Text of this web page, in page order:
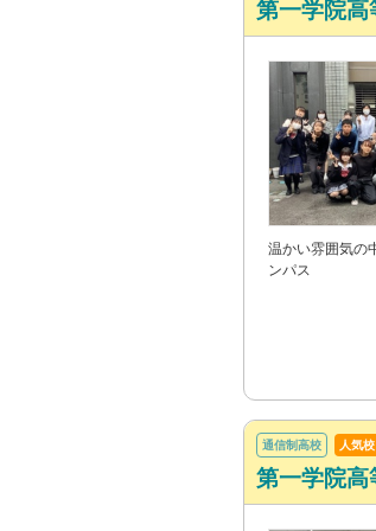
第一学院
温かい雰囲気の
ンパス
通信制高校 人気校
第一学院